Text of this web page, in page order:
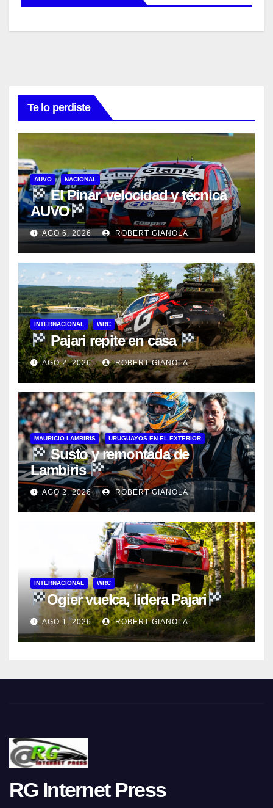
Te lo perdiste
AUVO NACIONAL
El Pinar, velocidad y técnica
AUVO
AGO 6, 2026 ROBERT GIANOLA
INTERNACIONAL WRC
Pajari repite en casa
AGO 2, 2026 ROBERT GIANOLA
MAURICIO LAMBIRIS URUGUAYOS EN EL EXTERIOR
Susto y remontada de
Lambiris
AGO 2, 2026 ROBERT GIANOLA
INTERNACIONAL WRC
Ogier vuelca, lidera Pajari
AGO 1, 2026 ROBERT GIANOLA
RG Internet Press